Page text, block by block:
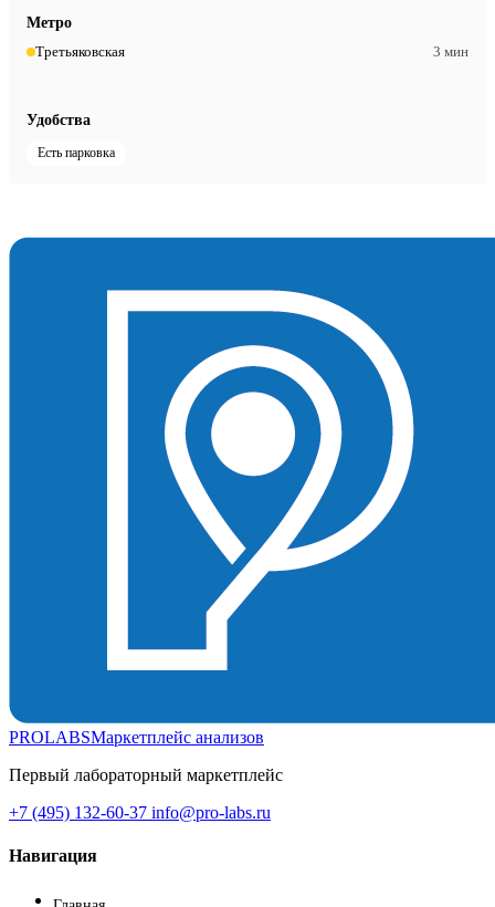
Метро
Третьяковская
3 мин
Удобства
Есть парковка
PROLABSМаркетплейс анализов
Первый лабораторный маркетплейс
+7 (495) 132-60-37 info@pro-labs.ru
Навигация